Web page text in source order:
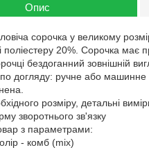
Опис
сорочка у великому
поліестеру 20%. Сорочка має
бездоганний зовнішній
по догляду: ручне або
розміру, детальні
зворотнього зв'язку
з параметрами:
- комб (mix)